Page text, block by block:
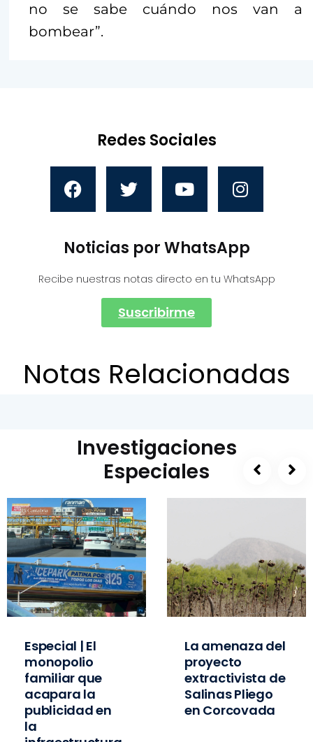
no se sabe cuándo nos van a
bombear”.
Redes Sociales
Noticias por WhatsApp
Recibe nuestras notas directo en tu WhatsApp
Suscribirme
Notas Relacionadas
Investigaciones
Especiales
Especial | El
monopolio
familiar que
acapara la
publicidad en
la
La amenaza del
proyecto
extractivista de
Salinas Pliego
en Corcovada